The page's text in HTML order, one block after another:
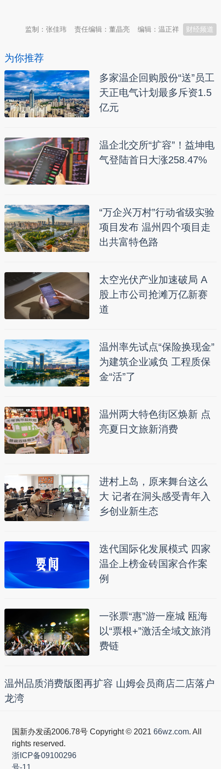
财经频道
编辑：温正祥
责任编辑：董晶亮
监制：张佳玮
为你推荐
多家温企回购股份“送”员工
天正电气计划最多斥资1.5
亿元
温企北交所“扩容”！益坤电
气登陆首日大涨258.47%
“万企兴万村”行动省级实验
项目发布 温州四个项目走
出共富特色路
太空光伏产业加速破局 A
股上市公司抢滩万亿新赛
道
温州率先试点“保险换现金”
为建筑企业减负 工程质保
金“活”了
温州两大特色街区焕新 点
亮夏日文旅新消费
进村上岛，原来舞台这么
大 记者在洞头感受青年入
乡创业新生态
迭代国际化发展模式 四家
温企上榜金砖国家合作案
例
一张票“惠”游一座城 瓯海
以“票根+”激活全域文旅消
费链
温州品质消费版图再扩容 山姆会员商店二店落户
龙湾
国新办发函2006.78号 Copyright © 2021 66wz.com. All
rights reserved.
浙ICP备09100296
号-11